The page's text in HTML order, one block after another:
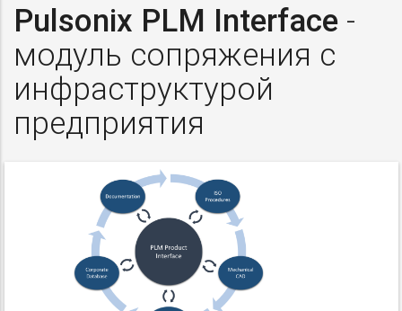
Pulsonix PLM Interface -
модуль сопряжения с
инфраструктурой
предприятия